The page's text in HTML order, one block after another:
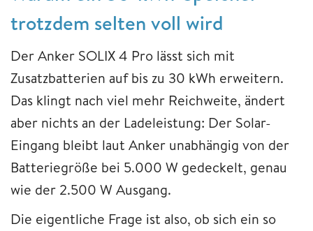
trotzdem selten voll wird
Der Anker SOLIX 4 Pro lässt sich mit
Zusatzbatterien auf bis zu 30 kWh erweitern.
Das klingt nach viel mehr Reichweite, ändert
aber nichts an der Ladeleistung: Der Solar-
Eingang bleibt laut Anker unabhängig von der
Batteriegröße bei 5.000 W gedeckelt, genau
wie der 2.500 W Ausgang.
Die eigentliche Frage ist also, ob sich ein so